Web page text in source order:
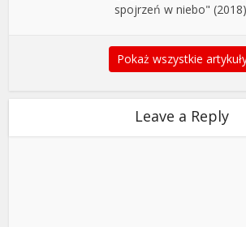
spojrzeń w niebo"
Pokaż wszystkie
Leave a Reply